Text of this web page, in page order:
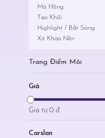
Má Hồng
Tạo Khối
Highlight / Bắt Sáng
Xịt Khóa Nền
Trang Điểm Môi
Giá
Giá từ 0 đ
Carslan